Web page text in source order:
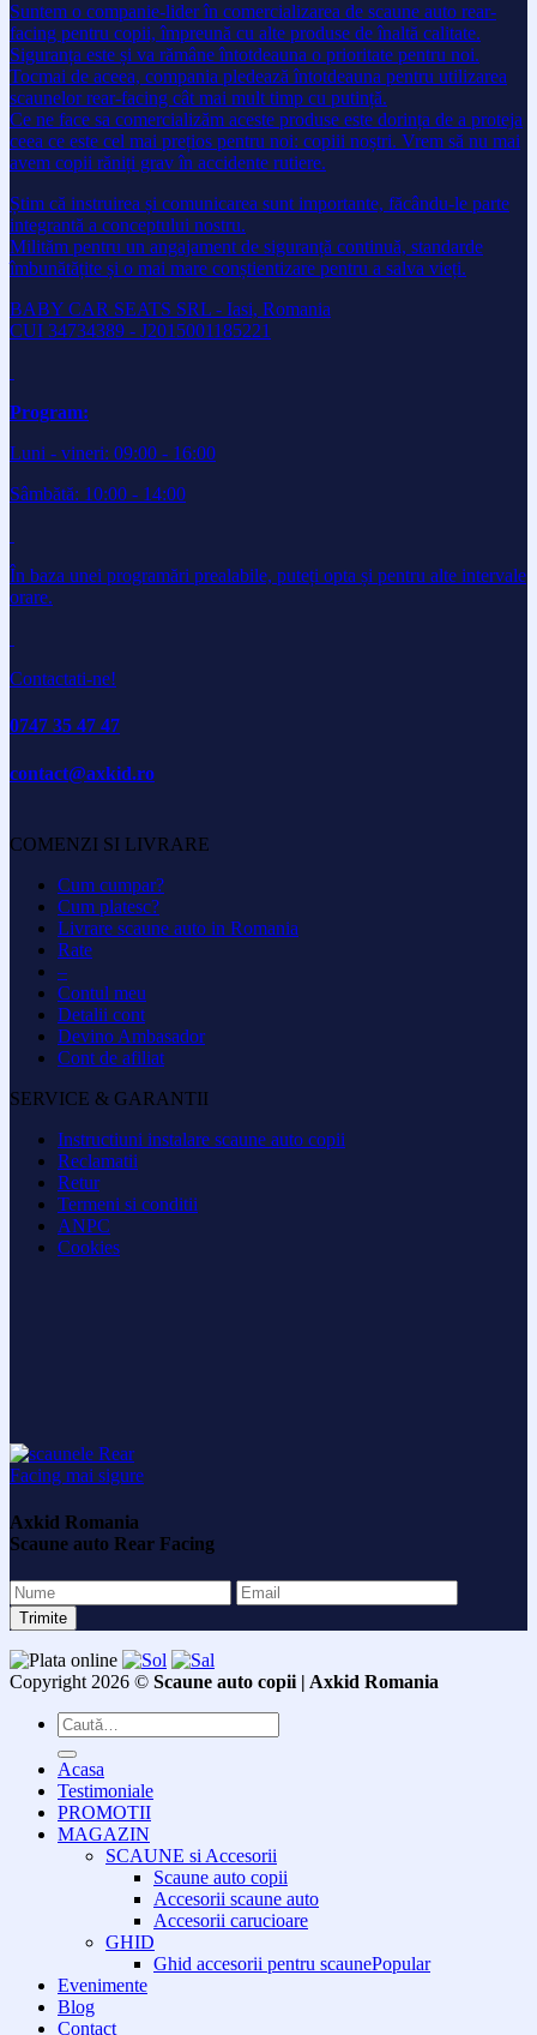
Suntem o companie-lider în comercializarea de scaune auto rear-
facing pentru copii, împreună cu alte produse de înaltă calitate.
Siguranța este și va rămâne întotdeauna o prioritate pentru noi.
Tocmai de aceea, compania pledează întotdeauna pentru utilizarea
scaunelor rear-facing cât mai mult timp cu putință.
Ce ne face sa comercializăm aceste produse este dorința de a proteja
ceea ce este cel mai prețios pentru noi: copiii noștri. Vrem să nu mai
avem copii răniți grav în accidente rutiere.
Știm că instruirea și comunicarea sunt importante, făcându-le parte
integrantă a conceptului nostru.
Milităm pentru un angajament de siguranță continuă, standarde
îmbunătățite și o mai mare conștientizare pentru a salva vieți.
BABY CAR SEATS SRL - Iasi, Romania
CUI 34734389 - J2015001185221
Program:
Luni - vineri: 09:00 - 16:00
Sâmbătă: 10:00 - 14:00
În baza unei programări prealabile, puteți opta și pentru alte intervale
orare.
Contactati-ne!
0747 35 47 47
contact@axkid.ro
COMENZI SI LIVRARE
Cum cumpar?
Cum platesc?
Livrare scaune auto in Romania
Rate
–
Contul meu
Detalii cont
Devino Ambasador
Cont de afiliat
SERVICE & GARANTII
Instructiuni instalare scaune auto copii
Reclamatii
Retur
Termeni si conditii
ANPC
Cookies
Axkid Romania
Scaune auto Rear Facing
Copyright 2026 © Scaune auto copii | Axkid Romania
Caută
după:
Acasa
Testimoniale
PROMOTII
MAGAZIN
SCAUNE si Accesorii
Scaune auto copii
Accesorii scaune auto
Accesorii carucioare
GHID
Ghid accesorii pentru scaune
Evenimente
Blog
Contact